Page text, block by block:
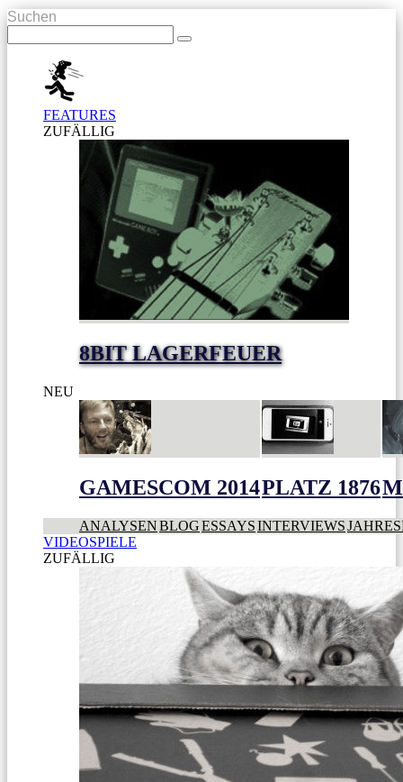
Suchen
FEATURES
ZUFÄLLIG
8BIT LAGERFEUER
NEU
GAMESCOM 2014PLATZ 1876
ANALYSENBLOGESSAYSINTERVIEWS
VIDEOSPIELE
ZUFÄLLIG